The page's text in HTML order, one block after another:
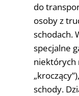
do
osoby z
schodach.
specjalne
niektórych
schody.